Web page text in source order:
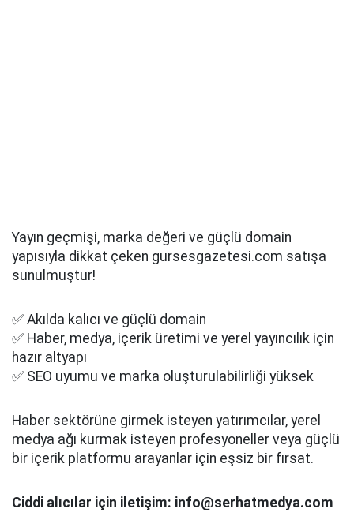
Yayın geçmişi, marka değeri ve güçlü domain
yapısıyla dikkat çeken gursesgazetesi.com satışa
sunulmuştur!
✅ Akılda kalıcı ve güçlü domain
✅ Haber, medya, içerik üretimi ve yerel yayıncılık için
hazır altyapı
✅ SEO uyumu ve marka oluşturulabilirliği yüksek
Haber sektörüne girmek isteyen yatırımcılar, yerel
medya ağı kurmak isteyen profesyoneller veya güçlü
bir içerik platformu arayanlar için eşsiz bir fırsat.
Ciddi alıcılar için iletişim: info@serhatmedya.com